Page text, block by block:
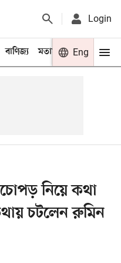
Login
বাণিজ্য মতামত খেলা
Eng
নিয়ে কথা
চটলেন রুমিন